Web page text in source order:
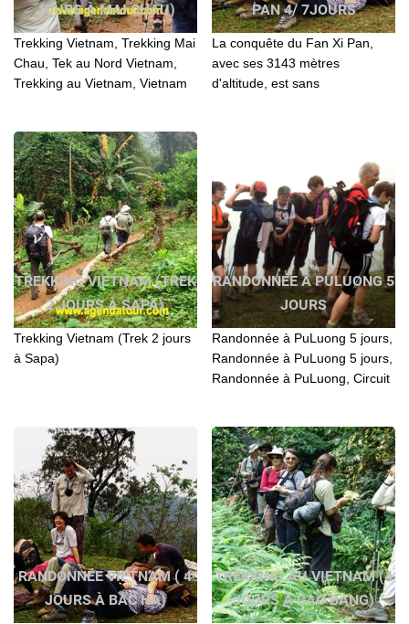
JOURS À MAI CHAU)
Trekking Vietnam, Trekking Mai
Chau, Tek au Nord Vietnam,
Trekking au Vietnam, Vietnam
PAN 4/ 7JOURS
La conquête du Fan Xi Pan,
avec ses 3143 mètres
d'altitude, est sans
TREKKING VIETNAM (TREK
2 JOURS À SAPA)
Trekking Vietnam (Trek 2 jours
à Sapa)
RANDONNÉE À PULUONG 5
JOURS
Randonnée à PuLuong 5 jours,
Randonnée à PuLuong 5 jours,
Randonnée à PuLuong, Circuit
PuLuong 5 jours
RANDONNÉE VIETNAM ( 4
JOURS À BAC HA)
TREKKING AU VIETNAM (4
JOURS À CAO BANG)